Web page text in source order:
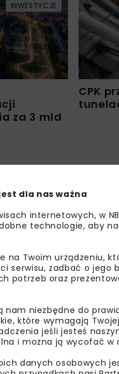
INWESTYCJE
za 3 mld
CPK
TUNELE
dla nas ważna
internetowych, w
technologie, aby
na Twoim urządzeniu,
serwisu, zadbać o jego
potrzeb oraz
nam niezbędne do
które wymagają
jeśli jesteś
i można ją wycofać w
danych osobowych